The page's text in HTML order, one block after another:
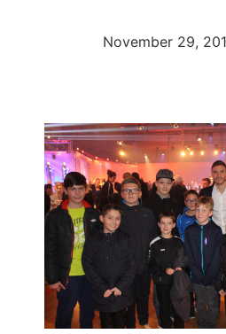
November 29,